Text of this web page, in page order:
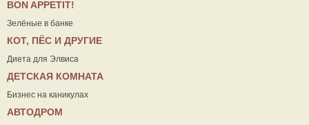
ВON APPETIT!
Зелёные в банке
КОТ, ПЁС И ДРУГИЕ
Диета для Элвиса
ДЕТСКАЯ КОМНАТА
Бизнес на каникулах
АВТОДРОМ